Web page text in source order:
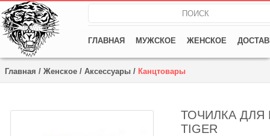
ГЛАВНАЯ МУЖСКОЕ ЖЕНСКОЕ
Главная / Женское / Аксессуары / Канцтовары
ТОЧИЛКА ДЛЯ
TIGER